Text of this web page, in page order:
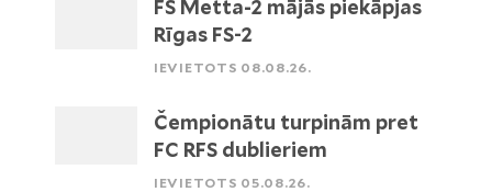
FS Metta-2 mājās piekāpjas
Rīgas FS-2
IEVIETOTS 08.08.26.
Čempionātu turpinām pret
FC RFS dublieriem
IEVIETOTS 05.08.26.